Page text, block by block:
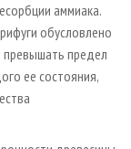
аммиака.
обусловлено
предел
ее состояния,